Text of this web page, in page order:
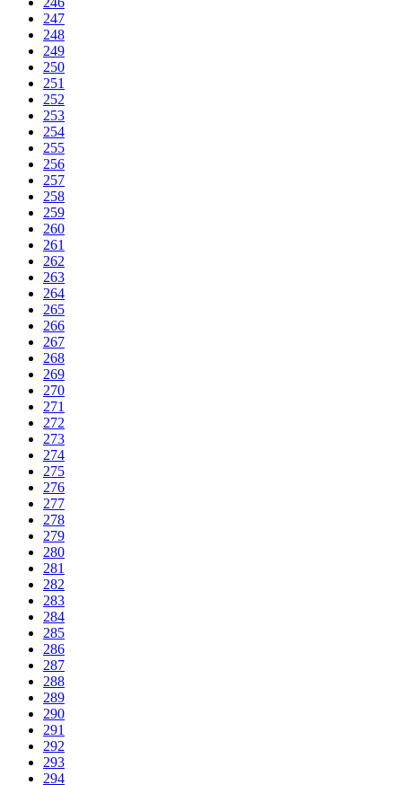
247
248
249
250
251
252
253
254
255
256
257
258
259
260
261
262
263
264
265
266
267
268
269
270
271
272
273
274
275
276
277
278
279
280
281
282
283
284
285
286
287
288
289
290
291
292
293
294